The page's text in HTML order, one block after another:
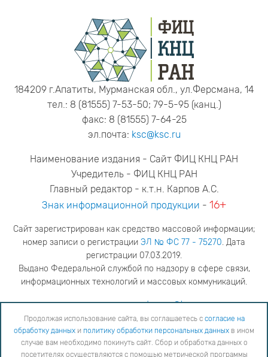
184209 г.Апатиты, Мурманская обл., ул.Ферсмана, 14
тел.: 8 (81555) 7-53-50; 79-5-95 (канц.)
факс: 8 (81555) 7-64-25
эл.почта: ksc@ksc.ru
Наименование издания - Сайт ФИЦ КНЦ РАН
Учредитель - ФИЦ КНЦ РАН
Главный редактор - к.т.н. Карпов А.С.
Знак информационной продукции - 16+
Сайт зарегистрирован как средство массовой информации;
номер записи о регистрации ЭЛ № ФС 77 - 75270. Дата
регистрации 07.03.2019.
Выдано Федеральной службой по надзору в сфере связи,
информационных технологий и массовых коммуникаций.
адрес редакцииya.stogova@ksc.ru
телефон редакции81555-79-516
Продолжая использование сайта, вы соглашаетесь с согласие на обработку данных
обработки персональных данных
в ином случае вам необходимо покинуть сайт. Сбор и обработка
Продолжая использование сайта, вы соглашаетесь с согласие на
обработку данных и политику обработки персональных данных в ином
случае вам необходимо покинуть сайт. Сбор и обработка данных о
посетителях осуществляются с помощью метрической программы